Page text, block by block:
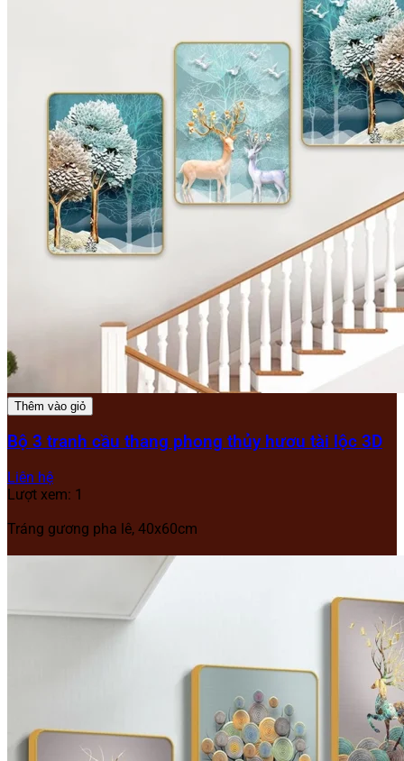
Thêm vào giỏ
Bộ 3 tranh cầu thang phong thủy hươu tài lộc 3D
Liên hệ
Lượt xem: 1
Tráng gương pha lê, 40x60cm